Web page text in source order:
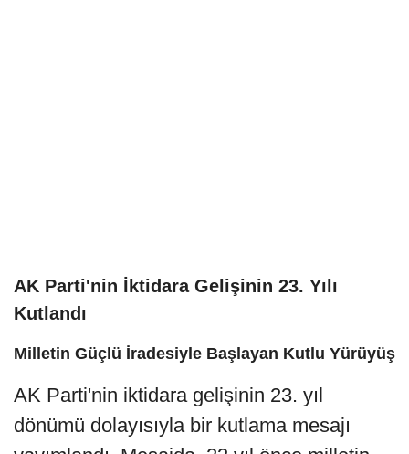
AK Parti'nin İktidara Gelişinin 23. Yılı
Kutlandı
Milletin Güçlü İradesiyle Başlayan Kutlu Yürüyüş
AK Parti'nin iktidara gelişinin 23. yıl
dönümü dolayısıyla bir kutlama mesajı